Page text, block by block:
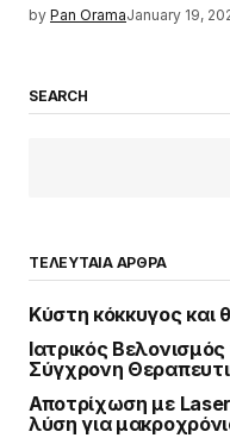
by Pan OramaJanuary 19,
SEARCH
ΤΕΛΕΥΤΑΙΑ ΑΡΘΡΑ
Κύστη κόκκυγος και
Ιατρικός
Σύγχρονη
Αποτρίχωση με
λύση για